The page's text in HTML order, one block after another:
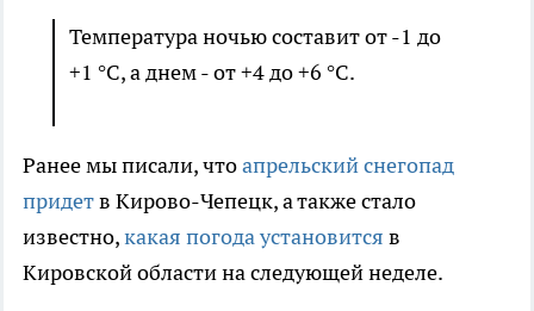
Температура ночью составит от -1 до
+1 °C, а днем - от +4 до +6 °C.
Ранее мы писали, чтоапрельский снегопад
придетв Кирово-Чепецк, а также стало
известно,какая погода установится в
Кировской области на следующей неделе.